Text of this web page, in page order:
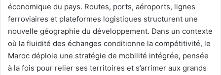
économique du pays. Routes, ports, aéroports, lignes
ferroviaires et plateformes logistiques structurent une
nouvelle géographie du développement. Dans un contexte
où la fluidité des échanges conditionne la compétitivité, le
Maroc déploie une stratégie de mobilité intégrée, pensée
à la fois pour relier ses territoires et s’arrimer aux grands